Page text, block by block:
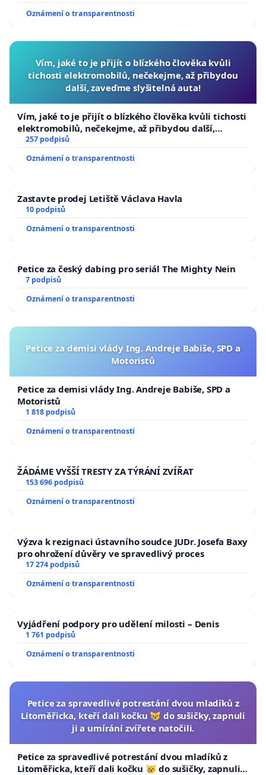
Oznámení o transparentnosti
Vím, jaké to je přijít o blízkého člověka kvůli
tichosti elektromobilů, nečekejme, až přibydou
další, zaveďme slyšitelná auta!
Vím, jaké to je přijít o blízkého člověka kvůli tichosti
elektromobilů, nečekejme, až přibydou další,
zaveďme slyšitelná auta!
257 podpisů
Oznámení o transparentnosti
Zastavte prodej Letiště Václava Havla
10 podpisů
Oznámení o transparentnosti
Petice za český dabing pro seriál The Mighty Nein
7 podpisů
Oznámení o transparentnosti
Petice za demisi vlády Ing. Andreje Babiše, SPD a
Motoristů
Petice za demisi vlády Ing. Andreje Babiše, SPD a
Motoristů
1 818 podpisů
Oznámení o transparentnosti
ŽÁDÁME VYŠŠÍ TRESTY ZA TÝRÁNÍ ZVÍŘAT
153 696 podpisů
Oznámení o transparentnosti
Výzva k rezignaci ústavního soudce JUDr. Josefa Baxy
pro ohrožení důvěry ve spravedlivý proces
17 274 podpisů
Oznámení o transparentnosti
Vyjádření podpory pro udělení milosti – Denis
1 761 podpisů
Oznámení o transparentnosti
Petice za spravedlivé potrestání dvou mladíků z
Litoměřicka, kteří dali kočku 😿 do sušičky, zapnuli
ji a umírání zvířete natočili.
Petice za spravedlivé potrestání dvou mladíků z
Litoměřicka, kteří dali kočku 😿 do sušičky, zapnuli ji